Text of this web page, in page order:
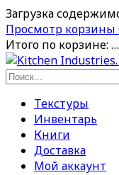
Загрузка
Просмотр корзины
Итого по корзине: …
Текстуры
Инвентарь
Книги
Доставка
Мой аккаунт